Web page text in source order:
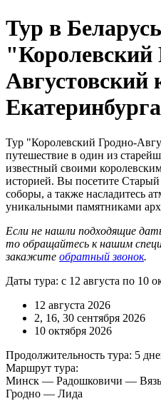
Тур в
"Королевский
Августовский
Тур "Королевский Гродно-
путешествие в один из
известный своими
историей. Вы посетите
соборы, а также насладитесь
уникальными памятниками
Если не нашли подходящие
то обращайтесь к нашим
закажите обратный звонок.
Даты тура: с 12 августа по 10
12 августа 2026
2, 16, 30 сентября 2026
10 октября 2026
Продолжительность тура: 5
Маршрут тура:
Минск — Радошковичи —
Гродно — Лида